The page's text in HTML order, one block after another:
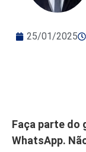
25/01/2025
Faça parte do
WhatsApp.